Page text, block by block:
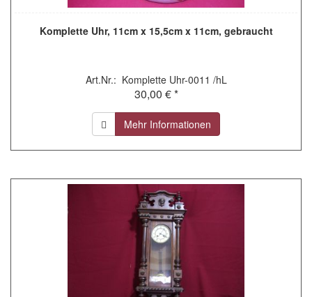
Komplette Uhr, 11cm x 15,5cm x 11cm, gebraucht
Art.Nr.: Komplette Uhr-0011 /hL
30,00 € *
Mehr Informationen